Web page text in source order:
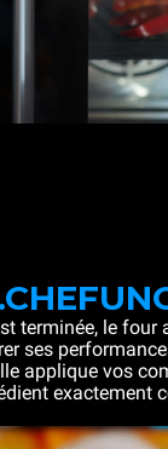
terminée, le four
ses
applique vos
exactement